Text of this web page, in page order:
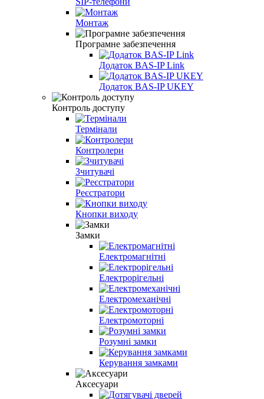
Монтаж
Програмне забезпечення
Додаток BAS-IP Link
Додаток BAS-IP UKEY
Контроль доступу
Термінали
Контролери
Зчитувачі
Реєстратори
Кнопки виходу
Замки
Електромагнітні
Електрорігельні
Електромеханічні
Електромоторні
Розумні замки
Керування замками
Аксесуари